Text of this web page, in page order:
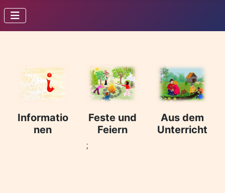
Informatio
nen
Feste und
Feiern
;
Aus dem
Unterricht